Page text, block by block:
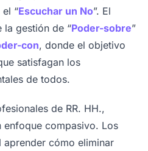
“Escuchar un No”. El
la gestión de “Poder-sobre”
con, donde el objetivo
satisfagan los
de todos.
de RR. HH.,
enfoque compasivo. Los
cómo eliminar